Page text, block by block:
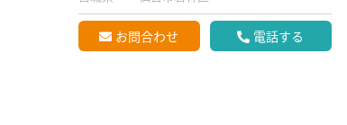
お問合わせ 電話する